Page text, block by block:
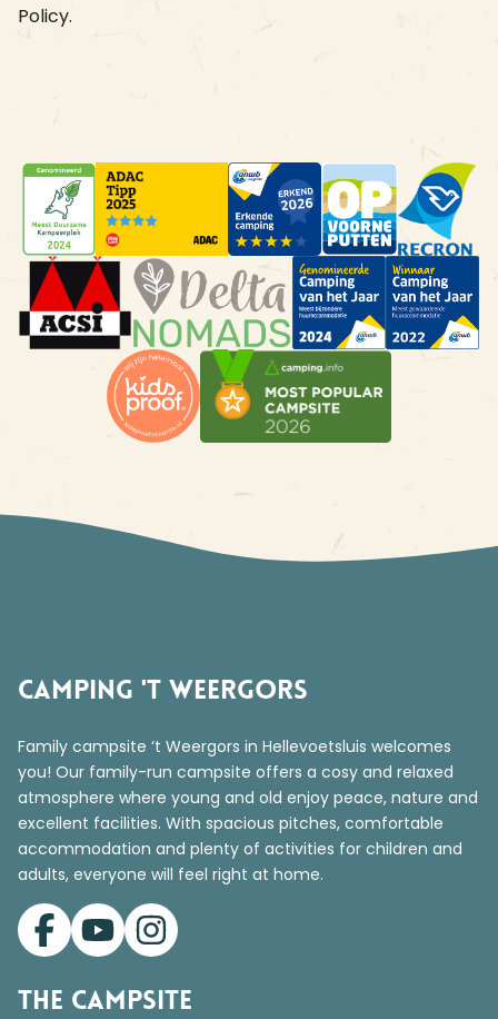
Policy.
Camping 't Weergors
Family campsite ‘t Weergors in Hellevoetsluis welcomes
you! Our family-run campsite offers a cosy and relaxed
atmosphere where young and old enjoy peace, nature and
excellent facilities. With spacious pitches, comfortable
accommodation and plenty of activities for children and
adults, everyone will feel right at home.
The campsite